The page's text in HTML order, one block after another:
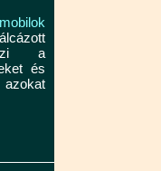
a
és